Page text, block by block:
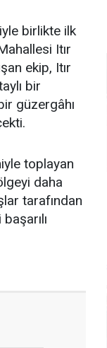
birlikte ilk
Itır
ekip, Itır
bir
güzergâhı
toplayan
daha
tarafından